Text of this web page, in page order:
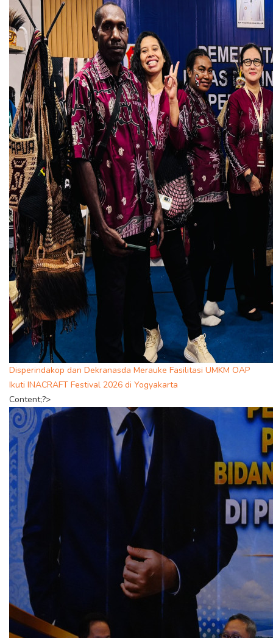
Disperindakop dan Dekranasda Merauke Fasilitasi UMKM OAP
Ikuti INACRAFT Festival 2026 di Yogyakarta
Content;?>